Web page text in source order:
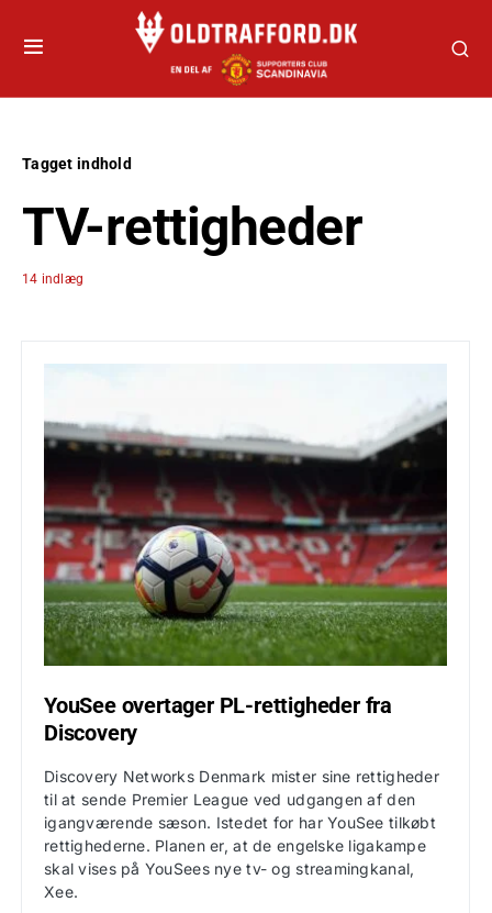
Tagget indhold
TV-rettigheder
14 indlæg
YouSee overtager PL-rettigheder fra
Discovery
Discovery Networks Denmark mister sine rettigheder
til at sende Premier League ved udgangen af den
igangværende sæson. Istedet for har YouSee tilkøbt
rettighederne. Planen er, at de engelske ligakampe
skal vises på YouSees nye tv- og streamingkanal,
Xee.